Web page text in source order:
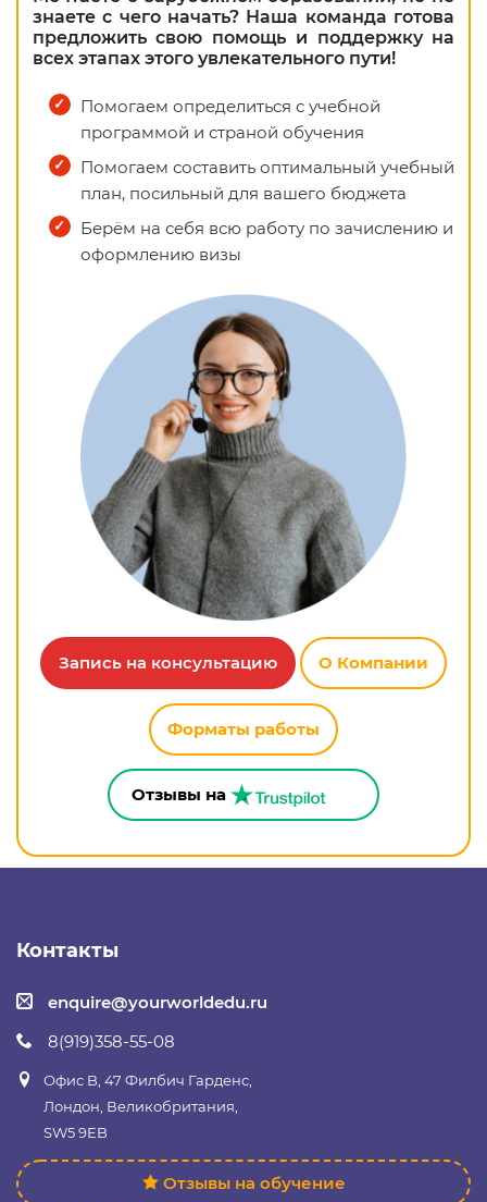
знаете с чего начать? Наша команда готова
предложить свою помощь и поддержку на
всех этапах этого увлекательного пути!
Помогаем определиться с учебной
программой и страной обучения
Помогаем составить оптимальный учебный
план, посильный для вашего бюджета
Берём на себя всю работу по зачислению и
оформлению визы
Запись на консультацию О Компании
Форматы работы
Отзывы на
Контакты
enquire@yourworldedu.ru
8(919)358-55-08
Офис B, 47 Филбич Гарденс,
Лондон, Великобритания,
SW5 9EB
Отзывы на обучение